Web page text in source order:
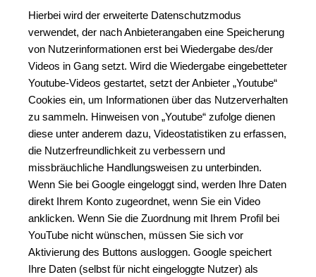
Hierbei wird der erweiterte Datenschutzmodus
verwendet, der nach Anbieterangaben eine Speicherung
von Nutzerinformationen erst bei Wiedergabe des/der
Videos in Gang setzt. Wird die Wiedergabe eingebetteter
Youtube-Videos gestartet, setzt der Anbieter „Youtube“
Cookies ein, um Informationen über das Nutzerverhalten
zu sammeln. Hinweisen von „Youtube“ zufolge dienen
diese unter anderem dazu, Videostatistiken zu erfassen,
die Nutzerfreundlichkeit zu verbessern und
missbräuchliche Handlungsweisen zu unterbinden.
Wenn Sie bei Google eingeloggt sind, werden Ihre Daten
direkt Ihrem Konto zugeordnet, wenn Sie ein Video
anklicken. Wenn Sie die Zuordnung mit Ihrem Profil bei
YouTube nicht wünschen, müssen Sie sich vor
Aktivierung des Buttons ausloggen. Google speichert
Ihre Daten (selbst für nicht eingeloggte Nutzer) als